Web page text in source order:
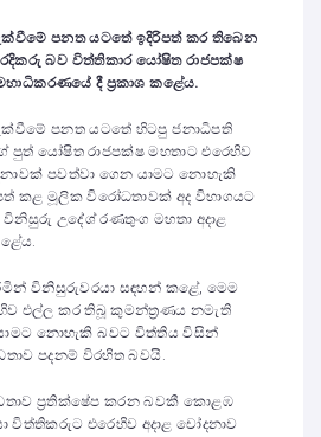
පනත යටතේ ඉදිරිපත් කර තිබෙන
බව විත්තිකාර යෝෂිත රාජපක්ෂ
දී ප්‍රකාශ කළේය.
පනත යටතේ හිටපු ජනාධිපති
පුත් යෝෂිත රාජපක්ෂ මහතාට එරෙහිව
පවත්වා ගෙන යාමට නොහැකි
කළ මූලික විරෝධතාවක් අද විභාගයට
උදේශ් රණතුංග මහතා අදාළ
විනිසුරුවරයා සඳහන් කළේ, මෙම
එල්ල කර තිබූ කුමන්ත්‍රණය නමැති
නොහැකි බවට විත්තිය විසින්
පදනම් විරහිත බවයි.
ප්‍රතික්ෂේප කරන බවකී කොළඹ
විත්තිකරුට එරෙහිව අදාළ චෝදනාව